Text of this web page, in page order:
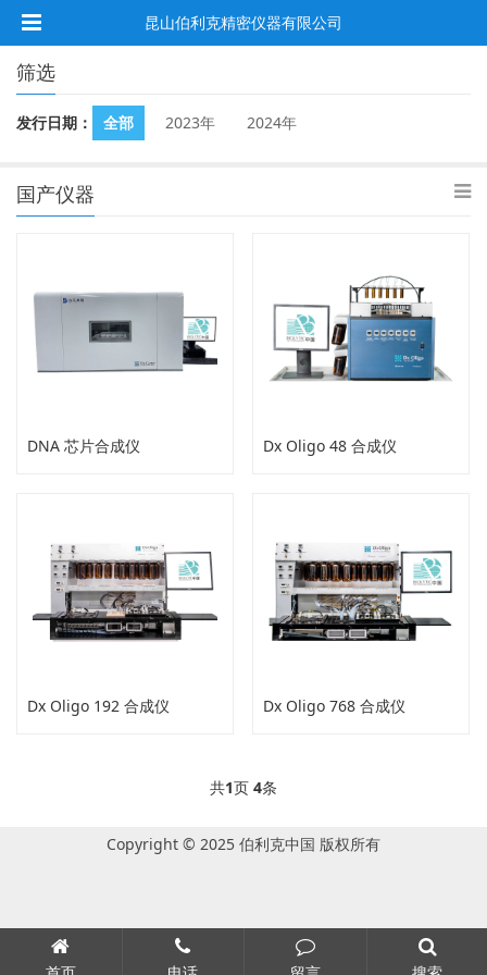
昆山伯利克精密仪器有限公司
筛选
发行日期： 全部 2023年 2024年
国产仪器
DNA 芯片合成仪 Dx Oligo 48 合成仪
Dx Oligo 192 合成仪 Dx Oligo 768 合成仪
共1页 4条
Copyright © 2025 伯利克中国 版权所有